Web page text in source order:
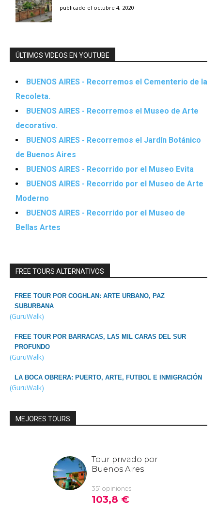
publicado el octubre 4, 2020
ÚLTIMOS VIDEOS EN YOUTUBE
BUENOS AIRES - Recorremos el Cementerio de la
Recoleta.
BUENOS AIRES - Recorremos el Museo de Arte
decorativo.
BUENOS AIRES - Recorremos el Jardín Botánico
de Buenos Aires
BUENOS AIRES - Recorrido por el Museo Evita
BUENOS AIRES - Recorrido por el Museo de Arte
Moderno
BUENOS AIRES - Recorrido por el Museo de
Bellas Artes
FREE TOURS ALTERNATIVOS
FREE TOUR POR COGHLAN: ARTE URBANO, PAZ
SUBURBANA
(GuruWalk)
FREE TOUR POR BARRACAS, LAS MIL CARAS DEL SUR
PROFUNDO
(GuruWalk)
LA BOCA OBRERA: PUERTO, ARTE, FUTBOL E INMIGRACIÓN
(GuruWalk)
MEJORES TOURS